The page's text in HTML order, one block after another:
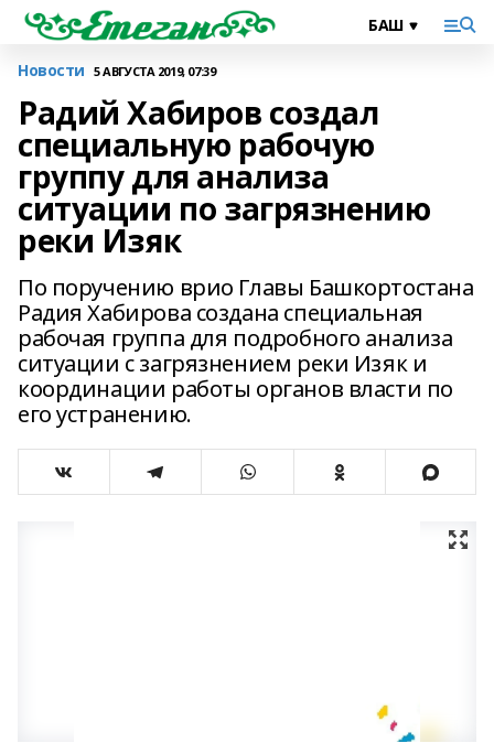
Новости 5 АВГУСТА 2019, 07:39
Радий Хабиров создал
специальную рабочую
группу для анализа
ситуации по загрязнению
реки Изяк
По поручению врио Главы Башкортостана
Радия Хабирова создана специальная
рабочая группа для подробного анализа
ситуации с загрязнением реки Изяк и
координации работы органов власти по
его устранению.